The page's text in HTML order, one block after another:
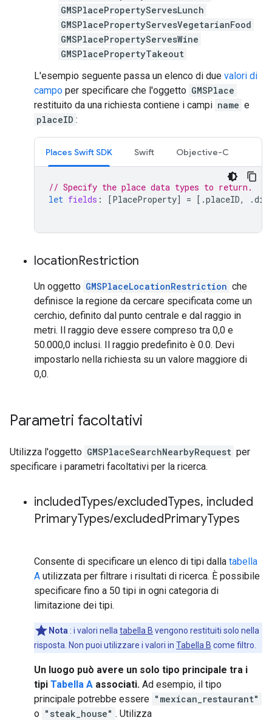
GMSPlacePropertyServesLunch
GMSPlacePropertyServesVegetarianFood
GMSPlacePropertyServesWine
GMSPlacePropertyTakeout
L'esempio seguente passa un elenco di due valori di
campo per specificare che l'oggetto GMSPlace
restituito da una richiesta contiene i campi name e
placeID :
Places Swift SDK Swift Objective-C
// Specify the place data types to return.
let fields : [PlaceProperty] = [.placeID, .
locationRestriction
Un oggetto GMSPlaceLocationRestriction che
definisce la regione da cercare specificata come un
cerchio, definito dal punto centrale e dal raggio in
metri. Il raggio deve essere compreso tra 0,0 e
50.000,0 inclusi. Il raggio predefinito è 0.0. Devi
impostarlo nella richiesta su un valore maggiore di
0,0.
Parametri facoltativi
Utilizza l'oggetto GMSPlaceSearchNearbyRequest per
specificare i parametri facoltativi per la ricerca.
includedTypes/excludedTypes, included
PrimaryTypes/excludedPrimaryTypes
Consente di specificare un elenco di tipi dalla tabella
A utilizzata per filtrare i risultati di ricerca. È possibile
specificare fino a 50 tipi in ogni categoria di
limitazione dei tipi.
Nota : i valori nella tabella B vengono restituiti solo nella
risposta. Non puoi utilizzare i valori in Tabella B come filtro.
Un luogo può avere un solo tipo principale tra i
tipi Tabella A associati. Ad esempio, il tipo
principale potrebbe essere "mexican_restaurant"
o "steak_house" . Utilizza